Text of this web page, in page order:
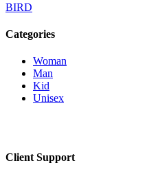
BIRD
Categories
Woman
Man
Kid
Unisex
Client Support